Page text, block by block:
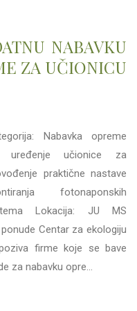
NABAVKU
ZA UČIONICU
Nabavka opreme
uređenje učionice za
praktične nastave
fotonaponskih
Lokacija: JU MS
Centar za ekologiju
firme koje se bave
za nabavku opre...